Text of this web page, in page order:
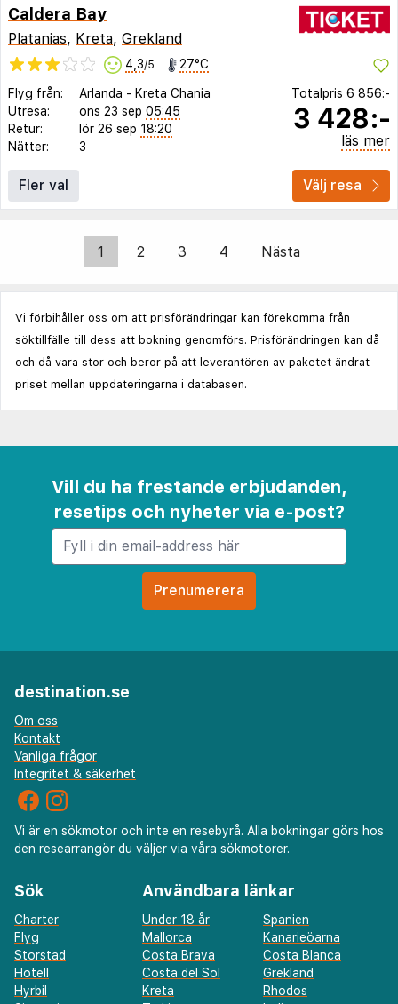
Caldera Bay
Platanias, Kreta, Grekland
4,3/5 27°C
Flyg från: Arlanda - Kreta Chania
Utresa:
ons 23 sep 05:45
Retur:
lör 26 sep 18:20
Nätter:
3
Totalpris 6 856:-
3 428:-
läs mer
Fler val Välj resa
1 2 3 4 Nästa
Vi förbihåller oss om att prisförändringar kan förekomma från
söktillfälle till dess att bokning genomförs. Prisförändringen kan då
och då vara stor och beror på att leverantören av paketet ändrat
priset mellan uppdateringarna i databasen.
Vill du ha frestande erbjudanden,
resetips och nyheter via e-post?
destination.se
Om oss
Kontakt
Vanliga frågor
Integritet & säkerhet
Vi är en sökmotor och inte en resebyrå. Alla bokningar görs hos
den researrangör du väljer via våra sökmotorer.
Sök
Charter
Flyg
Storstad
Hotell
Hyrbil
Användbara länkar
Under 18 år
Spanien
Mallorca
Kanarieöarna
Costa Brava
Costa Blanca
Costa del Sol
Grekland
Kreta
Rhodos